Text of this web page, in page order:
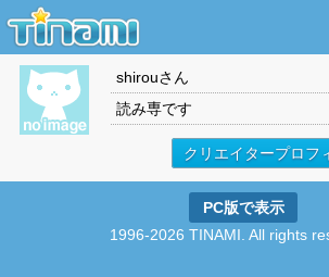
shirouさん
読み専です
クリエイタープロフ
PC版で表示
1996-2026 TINAMI. All rights